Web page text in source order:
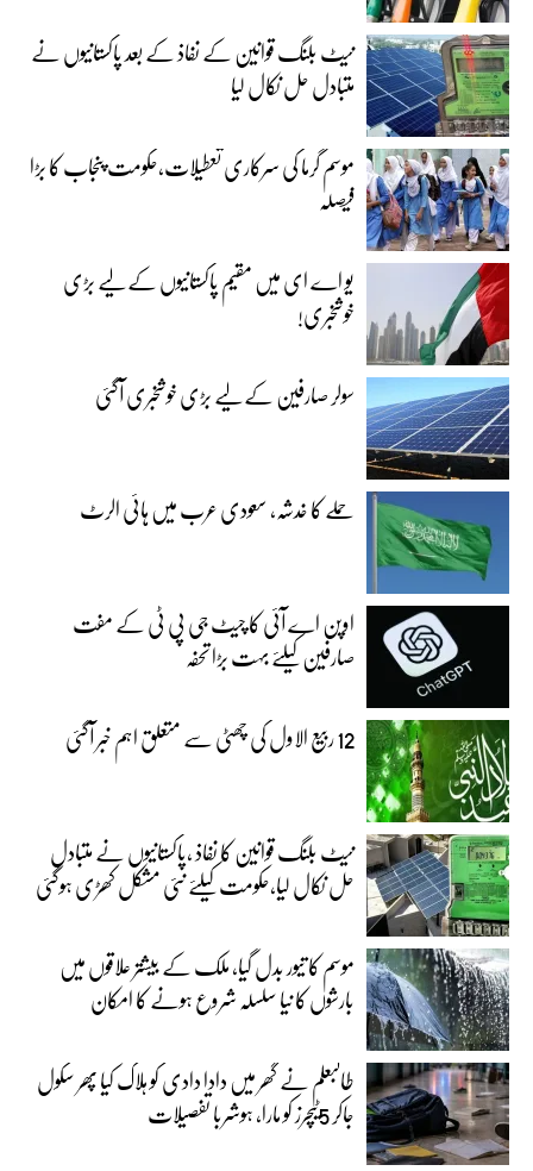
نیٹ بلنگ قوانین کے نفاذ کے بعد پاکستانیوں نے
متبادل حل نکال لیا
موسم گرما کی سرکاری تعطیلات،حکومت پنجاب کا بڑا
فیصلہ
یو اے ای میں مقیم پاکستانیوں کے لیے بڑی
خوشخبری!
سولر صارفین کے لیے بڑی خوشخبری آگئی
حملے کا خدشہ، سعودی عرب میں ہائی الرٹ
اوپن اے آئی کا چیٹ جی پی ٹی کے مفت
صارفین کیلئے بہت بڑا تحفہ
12 ربیع الاول کی چھٹی سے متعلق اہم خبر آگئی
نیٹ بلنگ قوانین کا نفاذ ،پاکستانیوں نے متبادل
حل نکال لیا،حکومت کیلئے نئی مشکل کھڑی ہوگئی
موسم کا تیور بدل گیا، ملک کے بیشتر علاقوں میں
بارشوں کا نیا سلسلہ شروع ہونے کا امکان
طالبعلم نے گھر میں دادا دادی کو ہلاک کیا پھر سکول
جاکر 5ٹیچرز کو مارا، ہوشربا تفصیلات